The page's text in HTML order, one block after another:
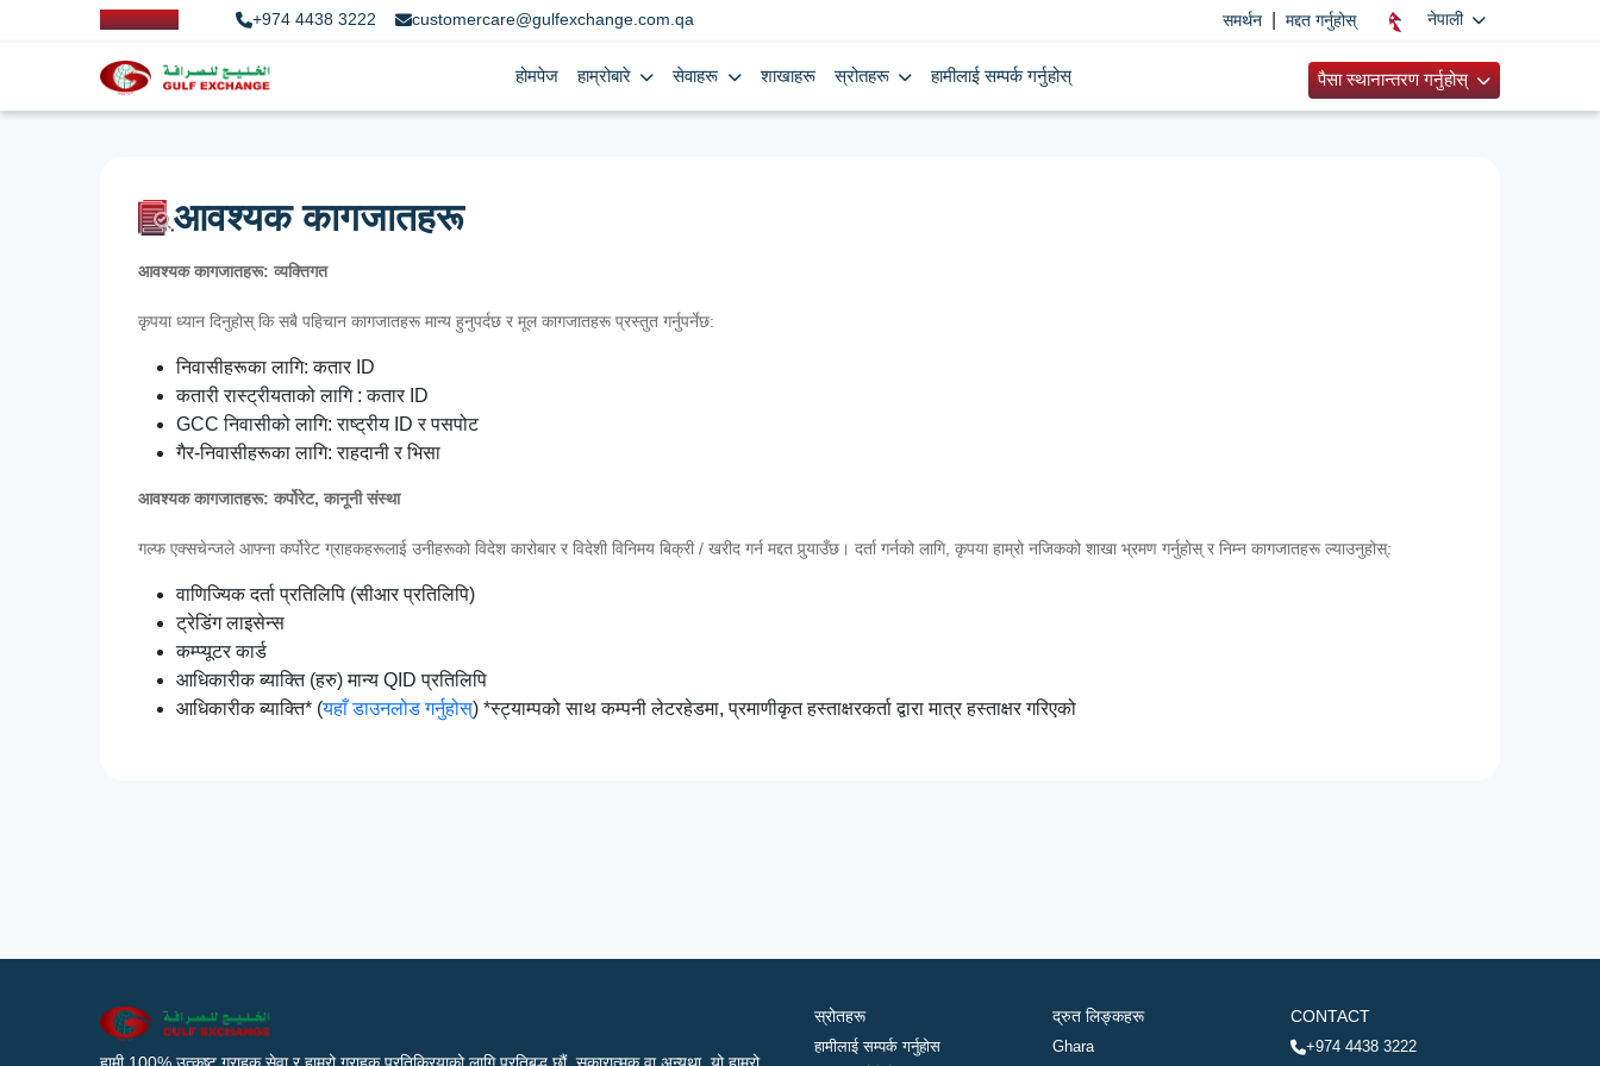
+974 4438 3222 customercare@gulfexchange.com.qa समर्थन मद्दत गर्नुहोस् नेपाली
होमपेज हाम्रोबारे सेवाहरू शाखाहरू स्रोतहरू हामीलाई सम्पर्क गर्नुहोस् पैसा स्थानान्तरण गर्नुहोस्
आवश्यक कागजातहरू
आवश्यक कागजातहरू: व्यक्तिगत
कृपया ध्यान दिनुहोस् कि सबै पहिचान कागजातहरू मान्य हुनुपर्दछ र मूल कागजातहरू प्रस्तुत गर्नुपर्नेछ:
निवासीहरूका लागि: कतार ID
कतारी रास्ट्रीयताको लागि : कतार ID
GCC निवासीको लागि: राष्ट्रीय ID र पसपोट
गैर-निवासीहरूका लागि: राहदानी र भिसा
आवश्यक कागजातहरू: कर्पोरेट, कानूनी संस्था
गल्फ एक्सचेन्जले आफ्ना कर्पोरेट ग्राहकहरूलाई उनीहरूको विदेश कारोबार र विदेशी विनिमय बिक्री / खरीद गर्न मद्दत पुर्‍याउँछ। दर्ता गर्नको लागि, कृपया हाम्रो नजिकको शाखा भ्रमण गर्नुहोस् र निम्न कागजातहरू ल्याउनुहोस्:
वाणिज्यिक दर्ता प्रतिलिपि (सीआर प्रतिलिपि)
ट्रेडिंग लाइसेन्स
कम्प्यूटर कार्ड
आधिकारीक ब्याक्ति (हरु) मान्य QID प्रतिलिपि
आधिकारीक ब्याक्ति* (यहाँ डाउनलोड गर्नुहोस्) *स्ट्याम्पको साथ कम्पनी लेटरहेडमा, प्रमाणीकृत हस्ताक्षरकर्ता द्वारा मात्र हस्ताक्षर गरिएको
स्रोतहरू
हामीलाई सम्पर्क गर्नुहोस
द्रुत लिङ्कहरू
Ghara
CONTACT
+974 4438 3222